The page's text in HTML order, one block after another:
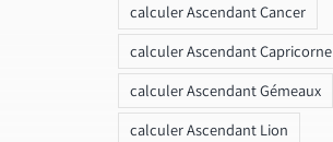
calculer Ascendant Cancer
calculer Ascendant Capricorne
calculer Ascendant Gémeaux
calculer Ascendant Lion